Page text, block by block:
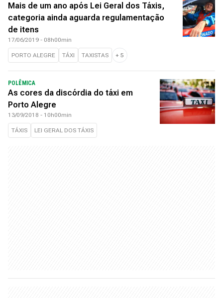
Mais de um ano após Lei Geral dos Táxis,
categoria ainda aguarda regulamentação
de itens
17/06/2019 - 08h00min
PORTO ALEGRE TÁXI TAXISTAS + 5
POLÊMICA
As cores da discórdia do táxi em
Porto Alegre
13/09/2018 - 10h00min
TÁXIS LEI GERAL DOS TÁXIS